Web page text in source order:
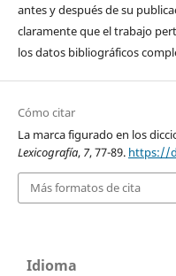
antes y después de su
claramente que el trabajo
los datos bibliográficos
Cómo citar
La marca figurado en los
Lexicografía, 7, 77-89. https://
Más formatos de cita
Idioma